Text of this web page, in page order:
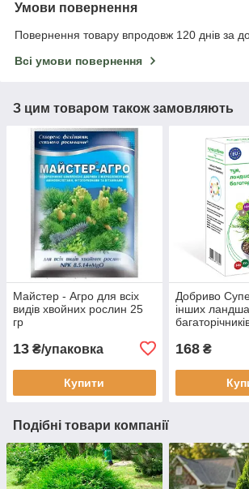
Умови повернення
Повернення товару впродовж 120 днів за
Всі умови повернення
З цим товаром також замовляють
Майстер - Агро для всіх
видів хвойних рослин 25
гр
13 ₴/упаковка
Купити
Добриво
інших
168₴
Подібні товари компанії